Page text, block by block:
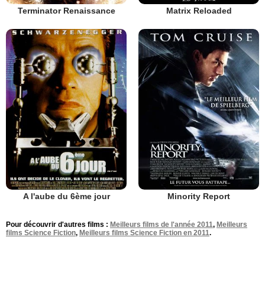
Terminator Renaissance Matrix Reloaded
A l'aube du 6ème jour Minority Report
Pour découvrir d'autres films : Meilleurs films de l'année 2011, Meilleurs
films Science Fiction, Meilleurs films Science Fiction en 2011.